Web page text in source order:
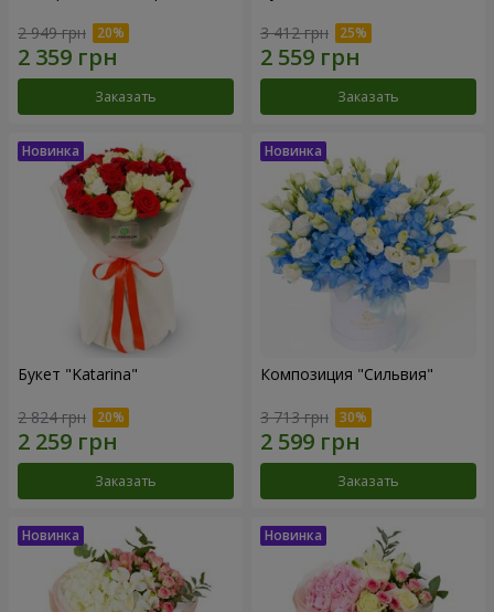
2 949 грн
Заказать
3 412 грн
Заказать
Букет "Katarina"
2 824 грн
Заказать
Композиция "Сильвия"
3 713 грн
Заказать